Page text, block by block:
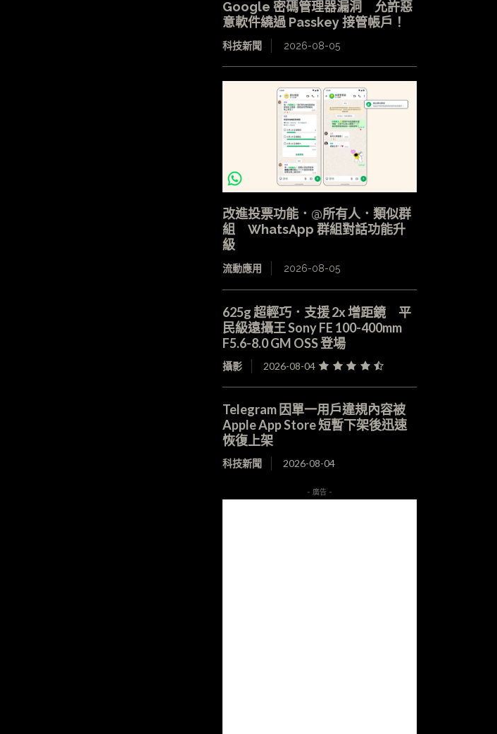
Google 密碼管理器漏洞 允許惡
意軟件繞過 Passkey 接管帳戶！
科技新聞 2026-08-05
改進投票功能．@所有人．類似群
組 WhatsApp 群組對話功能升
級
流動應用 2026-08-05
625g 超輕巧．支援 2x 增距鏡 平
民級遠攝王 Sony FE 100-400mm
F5.6-8.0 GM OSS 登場
攝影 2026-08-04
Telegram 因單一用戶違規內容被
Apple App Store 短暫下架後迅速
恢復上架
科技新聞 2026-08-04
- 廣告 -